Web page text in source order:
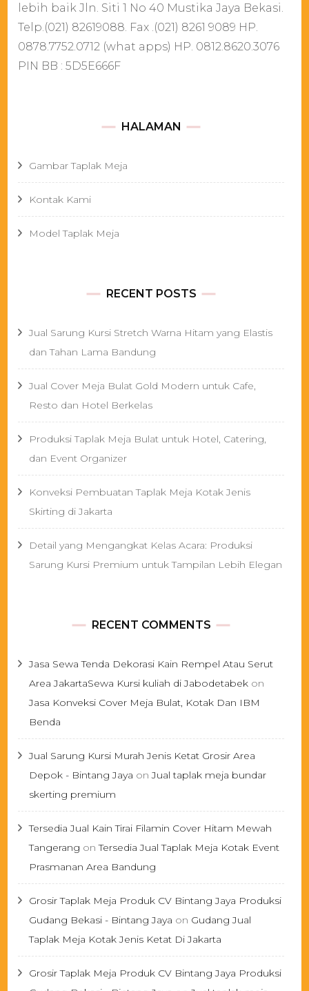
lebih baik Jln. Siti 1 No 40 Mustika Jaya Bekasi.
Telp.(021) 82619088. Fax .(021) 8261 9089 HP.
0878.7752.0712 (what apps) HP. 0812.8620.3076
PIN BB : 5D5E666F
HALAMAN
Gambar Taplak Meja
Kontak Kami
Model Taplak Meja
RECENT POSTS
Jual Sarung Kursi Stretch Warna Hitam yang Elastis
dan Tahan Lama Bandung
Jual Cover Meja Bulat Gold Modern untuk Cafe,
Resto dan Hotel Berkelas
Produksi Taplak Meja Bulat untuk Hotel, Catering,
dan Event Organizer
Konveksi Pembuatan Taplak Meja Kotak Jenis
Skirting di Jakarta
Detail yang Mengangkat Kelas Acara: Produksi
Sarung Kursi Premium untuk Tampilan Lebih Elegan
RECENT COMMENTS
Jasa Sewa Tenda Dekorasi Kain Rempel Atau Serut
Area JakartaSewa Kursi kuliah di Jabodetabek on
Jasa Konveksi Cover Meja Bulat, Kotak Dan IBM
Benda
Jual Sarung Kursi Murah Jenis Ketat Grosir Area
Depok - Bintang Jaya onJual taplak meja bundar
skerting premium
Tersedia Jual Kain Tirai Filamin Cover Hitam Mewah
Tangerang onTersedia Jual Taplak Meja Kotak Event
Prasmanan Area Bandung
Grosir Taplak Meja Produk CV Bintang Jaya Produksi
Gudang Bekasi - Bintang Jaya on Gudang Jual
Taplak Meja Kotak Jenis Ketat Di Jakarta
Grosir Taplak Meja Produk CV Bintang Jaya Produksi